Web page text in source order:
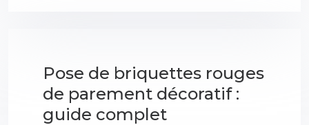
Pose de briquettes rouges
de parement décoratif :
guide complet